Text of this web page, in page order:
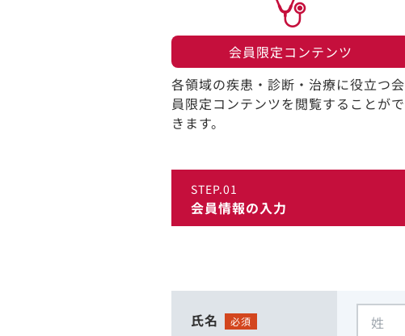
会員限定コンテンツ​
各領域の疾患・診断・治療に役立つ会
員限定コンテンツを閲覧することがで
きます。​
STEP.01
会員情報の入力
氏名 必須